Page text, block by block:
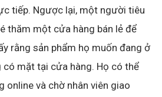
tiếp. Ngược lại, một người tiêu
thăm một cửa hàng bán lẻ để
rằng sản phẩm họ muốn đang ở
mặt tại cửa hàng. Họ có thể
online và chờ nhân viên giao